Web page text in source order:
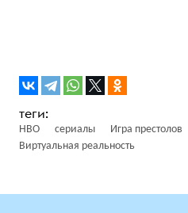
HBO сериалы Игра престолов
Виртуальная реальность